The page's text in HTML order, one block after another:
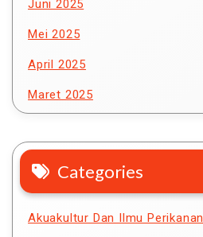
Juni 2025
Mei 2025
April 2025
Maret 2025
Categories
Akuakultur Dan Ilmu Perikanan